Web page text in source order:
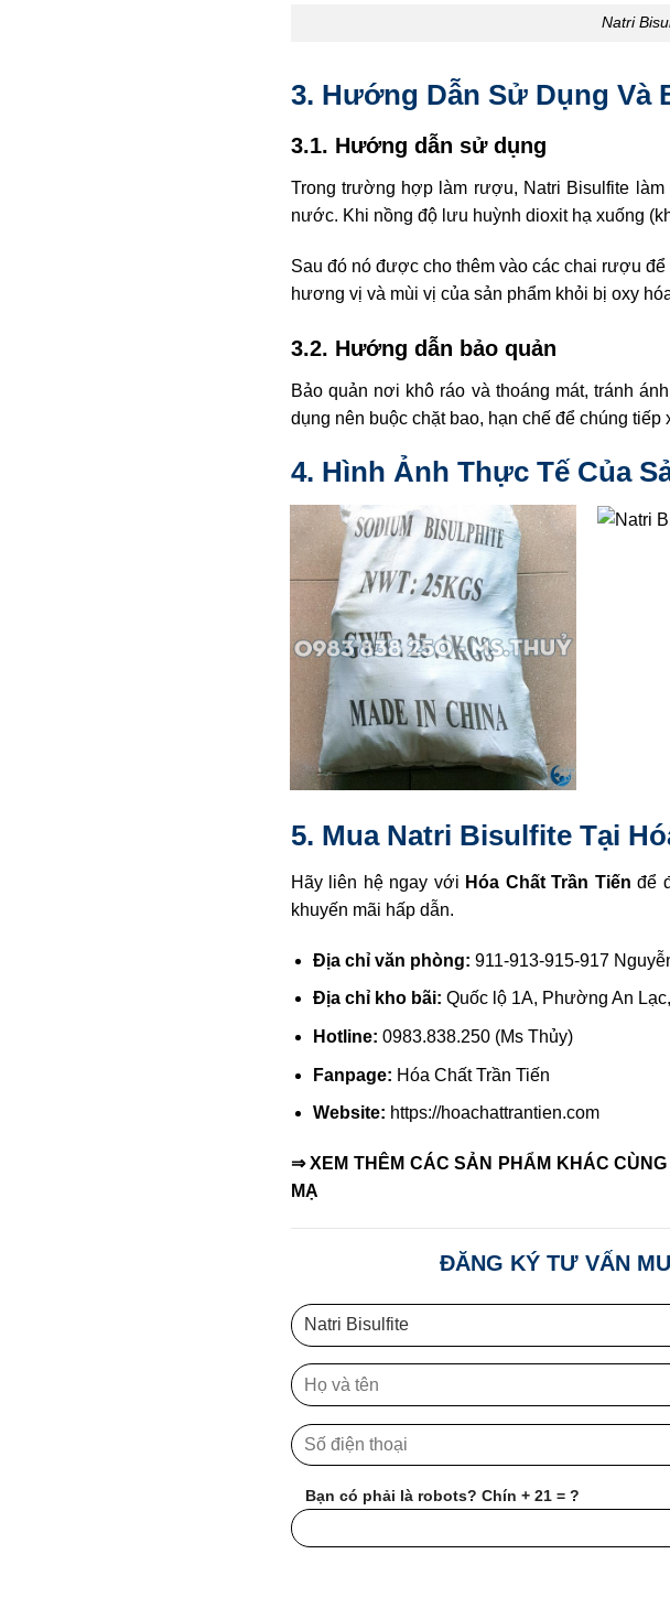
Natri
3. Hướng Dẫn Sử Dụng Và
3.1. Hướng dẫn sử dụng
Trong trường hợp làm rượu, Natri Bisulfite
nước. Khi nồng độ lưu huỳnh dioxit hạ xuống
Sau đó nó được cho thêm vào các chai rượu
hương vị và mùi vị của sản phẩm khỏi bị oxy
3.2. Hướng dẫn bảo quản
Bảo quản nơi khô ráo và thoáng mát, tránh
dụng nên buộc chặt bao, hạn chế để chúng
4. Hình Ảnh Thực Tế Của
5. Mua Natri Bisulfite Tại
Hãy liên hệ ngay với Hóa Chất Trần Tiến để
khuyến mãi hấp dẫn.
Địa chỉ văn phòng: 911-913-915-917
Địa chỉ kho bãi: Quốc lộ 1A, Phường An
Hotline: 0983.838.250 (Ms Thủy)
Fanpage: Hóa Chất Trần Tiến
Website: https://hoachattrantien.com
⇒ XEM THÊM CÁC SẢN PHẨM KHÁC CÙNG
MẠ
ĐĂNG KÝ TƯ VẤN
Bạn có phải là robots? Chín + 21 = ?